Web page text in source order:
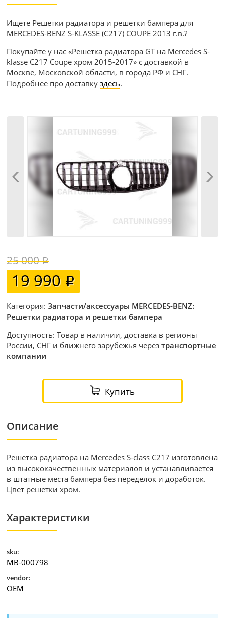
Ищете Решетки радиатора и решетки бампера для
MERCEDES-BENZ S-KLASSE (C217) COUPE 2013 г.в.?
Покупайте у нас «Решетка радиатора GT на Mercedes S-
klasse C217 Coupe хром 2015-2017» с доставкой в
Москве, Московской области, в города РФ и СНГ.
Подробнее про доставкуздесь.
25 000
19 990
Категория:Запчасти/аксессуары MERCEDES-BENZ:
Решетки радиатора и решетки бампера
Доступность: Товар в наличии, доставка в регионы
России, СНГ и ближнего зарубежья черезтранспортные
компании
Купить
Описание
Решетка радиатора на Mercedes S-class C217 изготовлена
из высококачественных материалов и устанавливается
в штатные места бампера без переделок и доработок.
Цвет решетки хром.
Характеристики
sku:
MB-000798
vendor:
OEM